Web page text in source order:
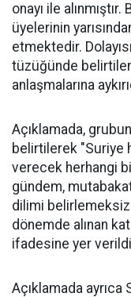
onayı ile
üyelerinin
etmektedir.
tüzüğünde
anlaşmalarına
Açıklamada,
belirtilerek "Suriye
verecek herhangi
gündem,
dilimi
dönemde alınan
ifadesine yer
Açıklamada ayrıca